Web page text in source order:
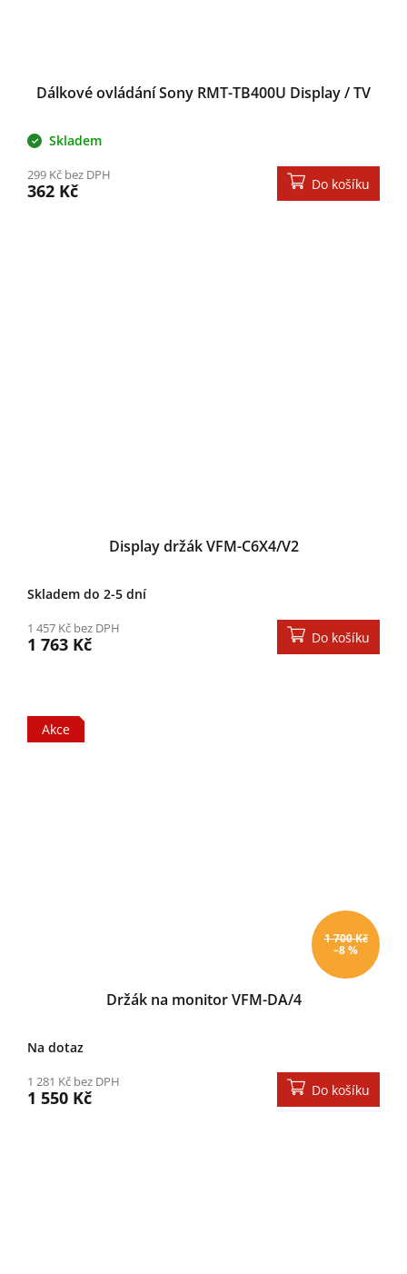
Dálkové ovládání Sony RMT-TB400U Display / TV
Skladem
299 Kč bez DPH
362 Kč Do košíku
Display držák VFM-C6X4/V2
Skladem do 2-5 dní
1 457 Kč bez DPH
1 763 Kč Do košíku
Akce
1 700 Kč
–8 %
Držák na monitor VFM-DA/4
Na dotaz
1 281 Kč bez DPH
1 550 Kč Do košíku